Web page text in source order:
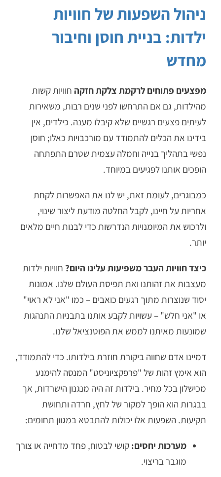
ניהול השפעות של חוויות
ילדות: בניית חוסן וחיבור
מחדש
מפצעים פתוחים לרקמת צלקת חזקה חוויות קשות
מהילדות, גם אם התרחשו לפני שנים רבות, משאירות
לעיתים פצעים רגשיים שלא קיבלו מענה. כילדים, אין
בידינו את הכלים להתמודד עם מורכבויות כאלו; חוסן
נפשי בתהליך בנייה וחמלה עצמית שטרם התפתחה
הופכים אותנו לפגיעים במיוחד.
כמבוגרים, לעומת זאת, יש לנו את האפשרות לקחת
אחריות על חיינו, לקבל החלטה מודעת ליצור שינוי,
ולרכוש את המיומנויות הנדרשות כדי לבנות חיים מלאים
יותר.
כיצד חוויות העבר משפיעות עלינו היום? חוויות ילדות
מעצבות את זהותנו ואת תפיסת העולם שלנו. אמונות
יסוד שנוצרות מתוך רגעים כואבים – כמו "אני לא ראוי"
או "אני חלש" – עשויות לקבע אותנו בתבניות התנהגות
שמונעות מאיתנו לממש את הפוטנציאל שלנו.
דמיינו אדם שחווה ביקורת חוזרת בילדותו. כדי להתמודד,
הוא אימץ זהות של "פרפקציוניסט" המנסה להימנע
מכישלון בכל מחיר. בילדות זה היה מנגנון הישרדות, אך
בבגרות הוא הופך למקור של לחץ, חרדה ותחושת
תקיעות. השפעות אלו יכולות להתבטא במגוון תחומים:
מערכות יחסים: קושי לבטוח, פחד מדחייה או צורך
מוגבר בריצוי.